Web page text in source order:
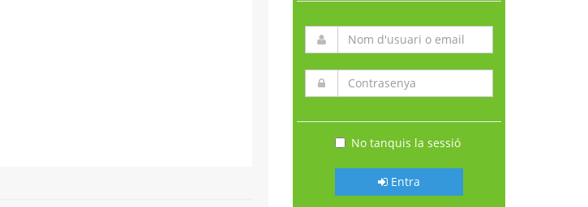
No tanquis la sessió
Entra